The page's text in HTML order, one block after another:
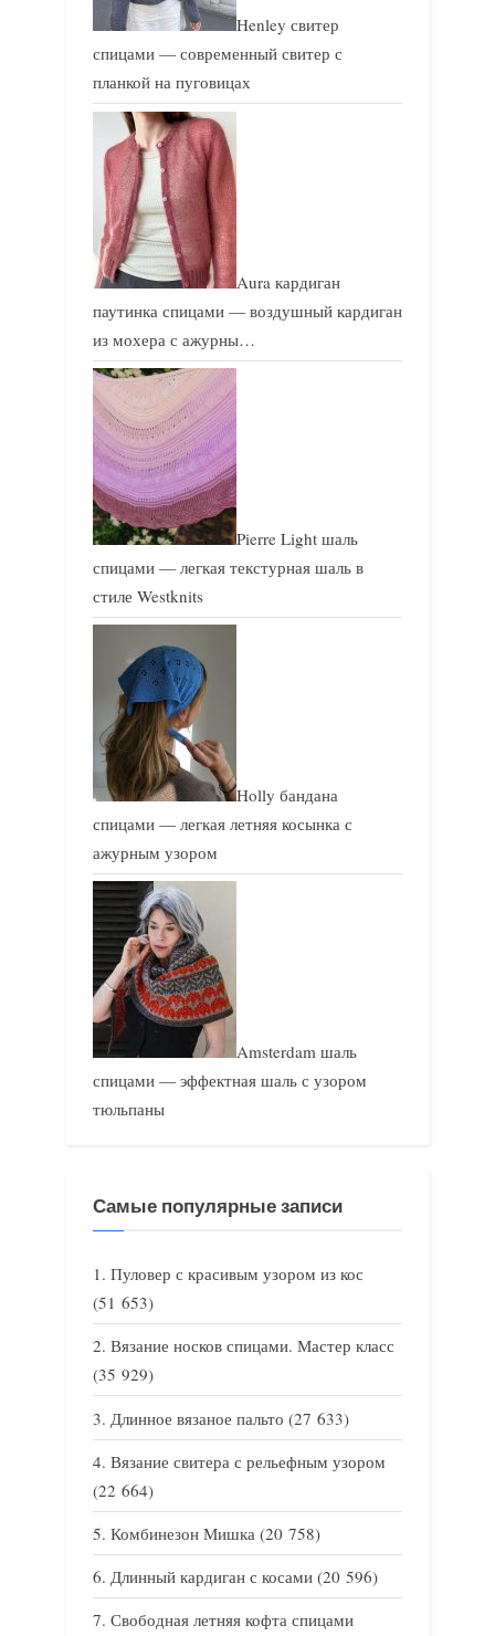
Henley свитер
спицами — современный свитер с
планкой на пуговицах
Aura кардиган
паутинка спицами — воздушный кардиган
из мохера с ажурны…
Pierre Light шаль
спицами — легкая текстурная шаль в
стиле Westknits
Holly бандана
спицами — легкая летняя косынка с
ажурным узором
Amsterdam шаль
спицами — эффектная шаль с узором
тюльпаны
Самые популярные записи
Пуловер с красивым узором из кос
(51 653)
Вязание носков спицами. Мастер класс
(35 929)
Длинное вязаное пальто (27 633)
Вязание свитера с рельефным узором
(22 664)
Комбинезон Мишка (20 758)
Длинный кардиган с косами (20 596)
Свободная летняя кофта спицами